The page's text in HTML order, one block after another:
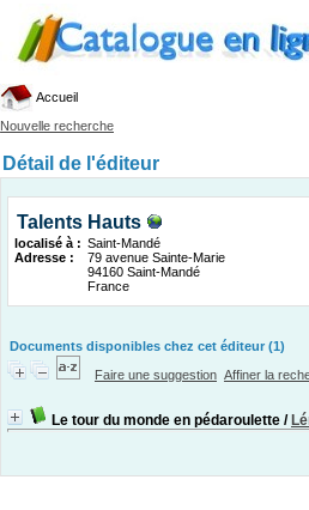
Accueil
Nouvelle recherche
Détail de l'éditeur
Talents Hauts
localisé à : Saint-Mandé
Adresse :
79 avenue Sainte-Marie
94160 Saint-Mandé
France
Documents disponibles chez cet éditeur (1)
Faire une suggestion Affiner la
Le tour du monde en pédaroulette /